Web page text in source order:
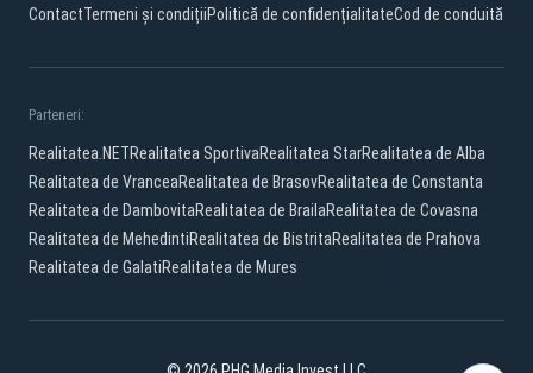
ContactTermeni și condițiiPolitică de confidențialitateCod de conduită
Parteneri:
Realitatea.NETRealitatea SportivaRealitatea StarRealitatea de Alba
Realitatea de VranceaRealitatea de BrasovRealitatea de Constanta
Realitatea de DambovitaRealitatea de BrailaRealitatea de Covasna
Realitatea de MehedintiRealitatea de BistritaRealitatea de Prahova
Realitatea de GalatiRealitatea de Mures